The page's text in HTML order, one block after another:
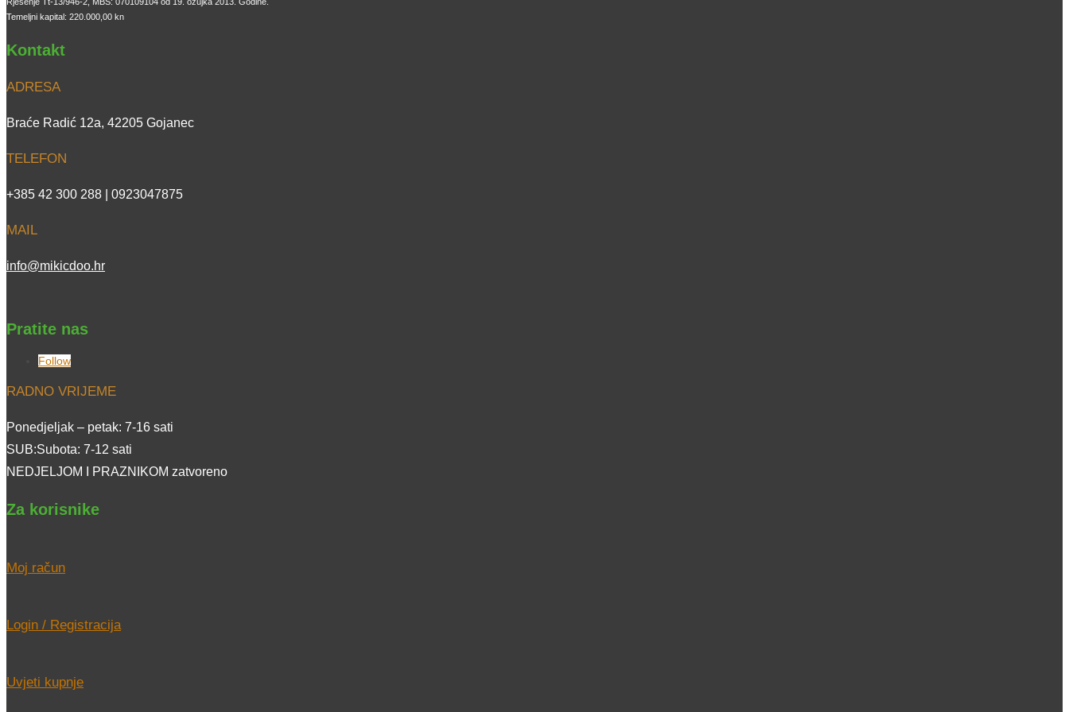
Temeljni kapital: 220.000,00 kn
Kontakt
ADRESA
Braće Radić 12a, 42205 Gojanec
TELEFON
+385 42 300 288 | 0923047875
MAIL
info@mikicdoo.hr
Pratite nas
Follow
RADNO VRIJEME
Ponedjeljak – petak: 7-16 sati
SUB:Subota: 7-12 sati
NEDJELJOM I PRAZNIKOM zatvoreno
Za korisnike
Moj račun
Login / Registracija
Uvjeti kupnje